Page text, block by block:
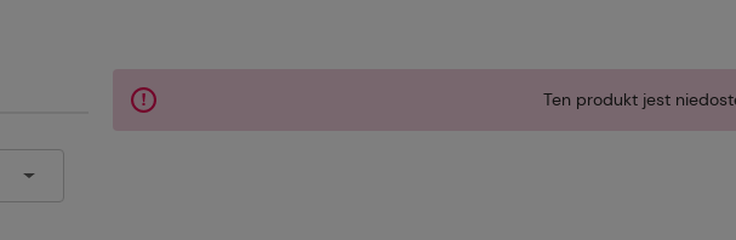
Ten produkt jest